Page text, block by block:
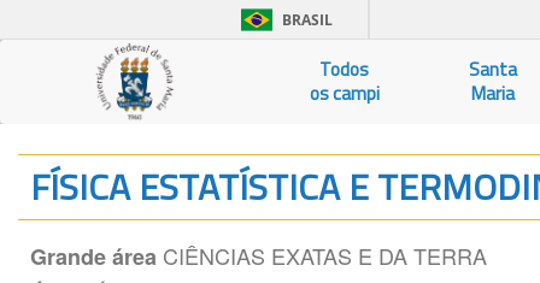
BRASIL
Todos
os campi
Santa
Maria
FÍSICA ESTATÍSTICA E
Grande área CIÊNCIAS EXATAS E DA TERRA